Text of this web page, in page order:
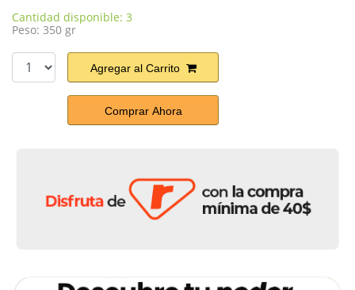
Cantidad disponible: 3
Peso: 350 gr
Agregar al Carrito
Comprar Ahora